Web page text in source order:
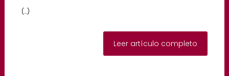
(...)
Leer artículo completo